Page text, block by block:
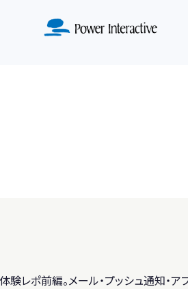
レポ前編。メール・プッシュ通知・ア